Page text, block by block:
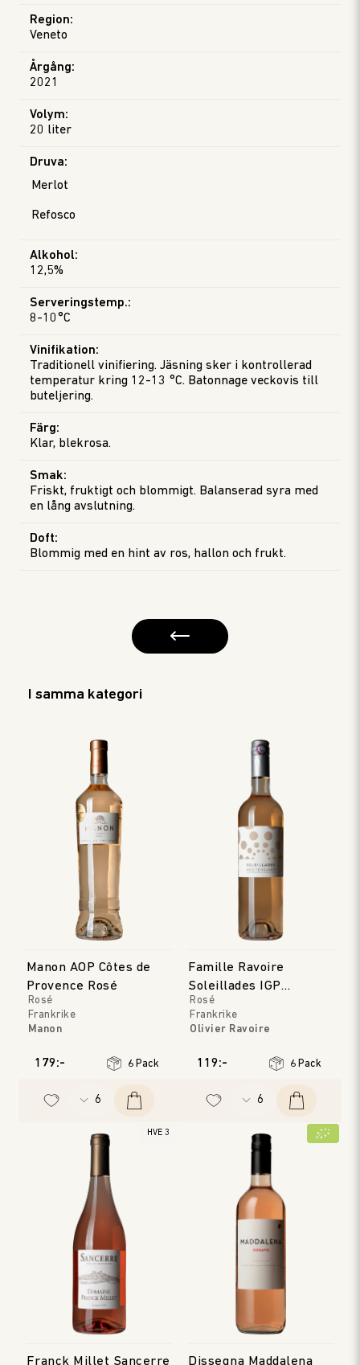
Region:
Veneto
Årgång:
2021
Volym:
20 liter
Druva:
Merlot
Refosco
Alkohol:
12,5%
Serveringstemp.:
8-10°C
Vinifikation:
Traditionell vinifiering. Jäsning sker i kontrollerad
temperatur kring 12-13 °C. Batonnage veckovis till
buteljering.
Färg:
Klar, blekrosa.
Doft:
Blommig med en hint av ros, hallon och frukt.
Smak:
Friskt, fruktigt och blommigt. Balanserad syra med
en lång avslutning.
I samma kategori
Manon AOP Côtes de
Provence Rosé
Rosé
Frankrike
Manon
179:- 6 Pack
Famille Ravoire
Soleillades IGP
Méditerranée Rosé
Rosé
Frankrike
Olivier Ravoire
119:- 6 Pack
HVE 3
Franck Millet Sancerre Dissegna Maddalena